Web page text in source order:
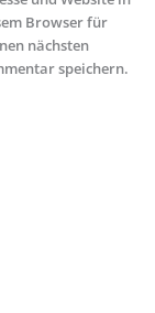
Browser für
nächsten
speichern.